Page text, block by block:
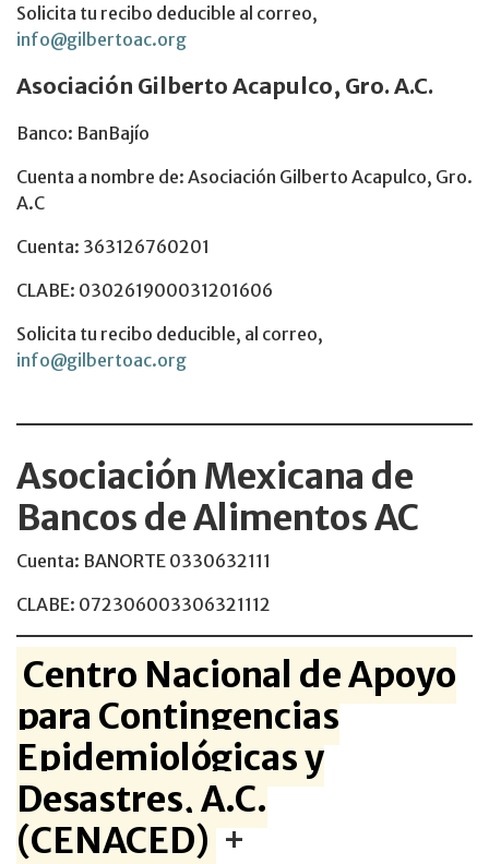
Solicita tu recibo deducible al correo,
info@gilbertoac.org
Asociación Gilberto Acapulco, Gro. A.C.
Banco: BanBajío
Cuenta a nombre de: Asociación Gilberto Acapulco, Gro.
A.C
Cuenta: 363126760201
CLABE: 030261900031201606
Solicita tu recibo deducible, al correo,
info@gilbertoac.org
Asociación Mexicana de
Bancos de Alimentos AC
Cuenta: BANORTE 0330632111
CLABE: 072306003306321112
Centro Nacional de Apoyo
para Contingencias
Epidemiológicas y
Desastres, A.C.
(CENACED) +